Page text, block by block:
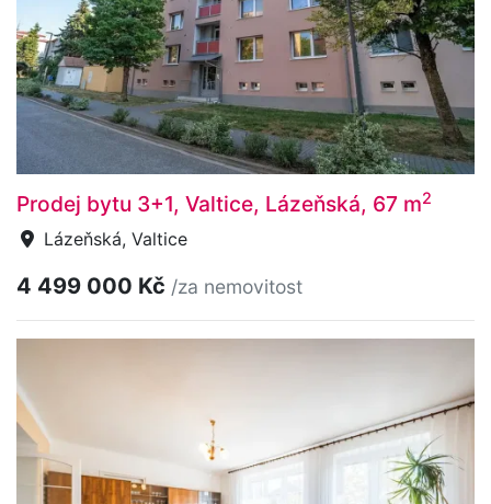
Prodej bytu 3+1, Valtice, Lázeňská, 67 m2
Lázeňská, Valtice
4 499 000 Kč /za nemovitost